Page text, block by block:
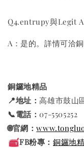
Q4.entrupy與Legit
A：是的。詳情可洽
銅鑼地精品
📍地址：高雄市鼓山
📞電話：07-5505252
🌐官網：
FB粉專： 銅鑼地